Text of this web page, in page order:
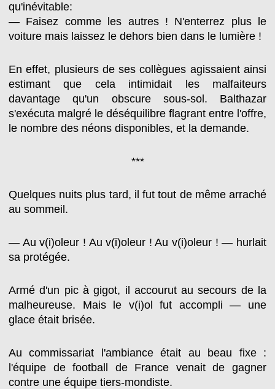
qu'inévitable:
— Faisez comme les autres ! N'enterrez plus le
voiture mais laissez le dehors bien dans le lumière !
En effet, plusieurs de ses collègues agissaient ainsi
estimant que cela intimidait les malfaiteurs
davantage qu'un obscure sous-sol. Balthazar
s'exécuta malgré le déséquilibre flagrant entre l'offre,
le nombre des néons disponibles, et la demande.
***
Quelques nuits plus tard, il fut tout de même arraché
au sommeil.
— Au v(i)oleur ! Au v(i)oleur ! Au v(i)oleur ! — hurlait
sa protégée.
Armé d'un pic à gigot, il accourut au secours de la
malheureuse. Mais le v(i)ol fut accompli — une
glace était brisée.
Au commissariat l'ambiance était au beau fixe :
l'équipe de football de France venait de gagner
contre une équipe tiers-mondiste.